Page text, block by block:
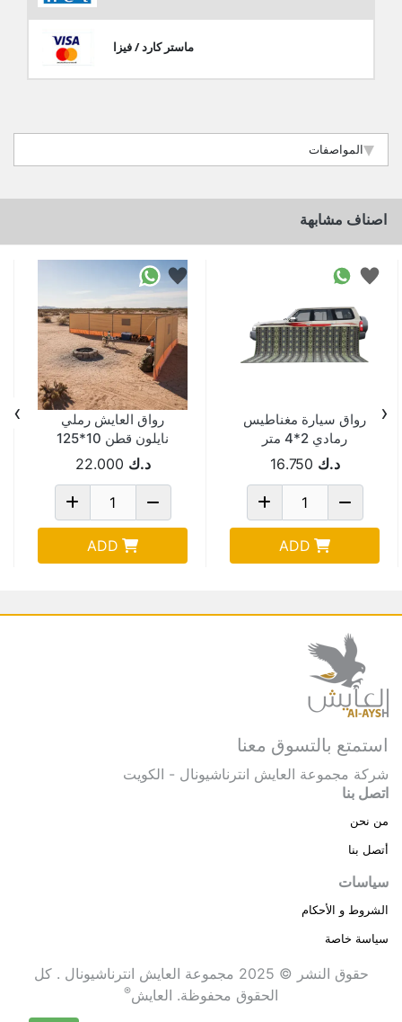
ماستر كارد / فيزا
المواصفات
اصناف مشابهة
رواق سيارة مغناطيس
رمادي 2*4 متر
MAT4020د.ك 16.750
ADD
رواق العايش رملي
نايلون قطن 10*125
سم (شعار) NU1-10-
د.ك 22.000
ADD
‹
›
استمتع بالتسوق معنا
شركة مجموعة العايش انترناشيونال - الكويت
اتصل بنا
من نحن
أتصل بنا
سياسات
الشروط و الأحكام
سياسة خاصة
حقوق النشر © 2025 مجموعة العايش انترناشيونال . كل
الحقوق محفوظة. العايش®